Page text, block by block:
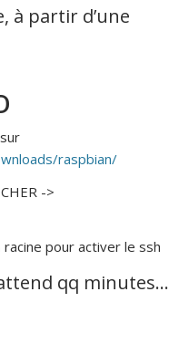
à partir d’une
raspbian/
->
racine pour activer le ssh
qq minutes…